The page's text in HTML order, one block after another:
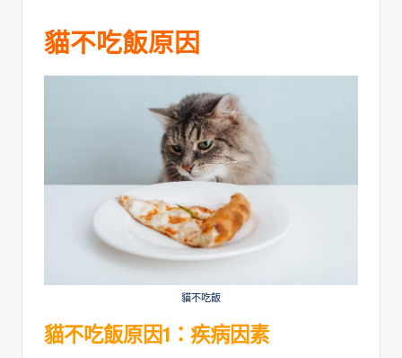
貓不吃飯原因
貓不吃飯
貓不吃飯原因1：疾病因素